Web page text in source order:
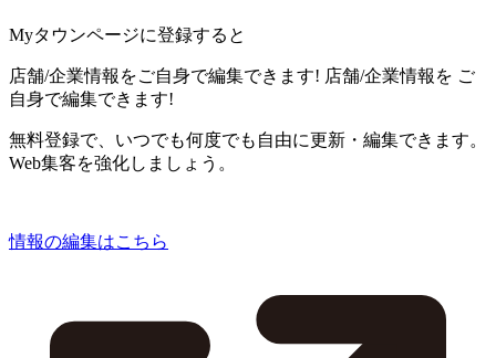
Myタウンページに登録すると
店舗/企業情報をご自身で編集できます! 店舗/企業情報を ご
自身で編集できます!
無料登録で、いつでも何度でも自由に更新・編集できます。
Web集客を強化しましょう。
情報の編集はこちら